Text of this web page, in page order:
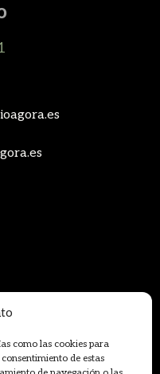
como las cookies para
de estas